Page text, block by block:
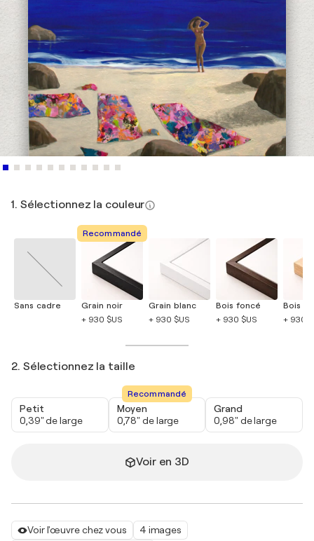
Voir l'œuvre chez vous
4 images
1. Sélectionnez la couleur
Sans cadre
Recommandé
Grain noir
+ 930 $US
Grain blanc
+ 930 $US
Bois foncé
+ 930 $US
Bois
+ 930
2. Sélectionnez la taille
Petit
0,39" de large
Recommandé
Moyen
0,78" de large
Grand
0,98" de large
Voir en 3D